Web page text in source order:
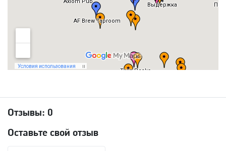
Отзывы: 0
Оставьте свой отзыв